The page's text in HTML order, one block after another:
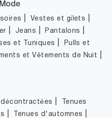
Vestes et gilets
Jeans Pantalons
et Tuniques
Pulls et
et Vêtements de Nuit
décontractées
Tenues
Tenues d'automnes